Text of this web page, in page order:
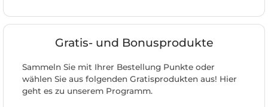
Gratis- und Bonusprodukte
Sammeln Sie mit Ihrer Bestellung Punkte oder
wählen Sie aus folgenden Gratisprodukten aus! Hier
geht es zu unserem Programm.